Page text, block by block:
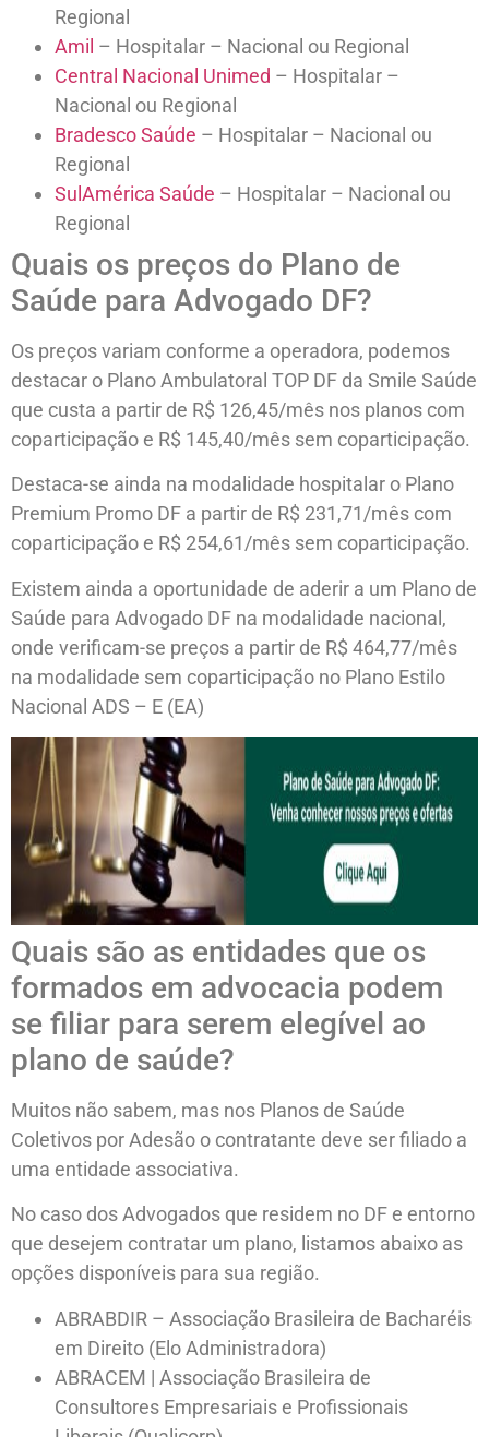
Regional
Amil – Hospitalar – Nacional ou Regional
Central Nacional Unimed – Hospitalar –
Nacional ou Regional
Bradesco Saúde – Hospitalar – Nacional ou
Regional
SulAmérica Saúde – Hospitalar – Nacional ou
Regional
Quais os preços do Plano de
Saúde para Advogado DF?
Os preços variam conforme a operadora, podemos
destacar o Plano Ambulatoral TOP DF da Smile Saúde
que custa a partir de R$ 126,45/mês nos planos com
coparticipação e R$ 145,40/mês sem coparticipação.
Destaca-se ainda na modalidade hospitalar o Plano
Premium Promo DF a partir de R$ 231,71/mês com
coparticipação e R$ 254,61/mês sem coparticipação.
Existem ainda a oportunidade de aderir a um Plano de
Saúde para Advogado DF na modalidade nacional,
onde verificam-se preços a partir de R$ 464,77/mês
na modalidade sem coparticipação no Plano Estilo
Nacional ADS – E (EA)
Quais são as entidades que os
formados em advocacia podem
se filiar para serem elegível ao
plano de saúde?
Muitos não sabem, mas nos Planos de Saúde
Coletivos por Adesão o contratante deve ser filiado a
uma entidade associativa.
No caso dos Advogados que residem no DF e entorno
que desejem contratar um plano, listamos abaixo as
opções disponíveis para sua região.
ABRABDIR – Associação Brasileira de Bacharéis
em Direito (Elo Administradora)
ABRACEM | Associação Brasileira de
Consultores Empresariais e Profissionais